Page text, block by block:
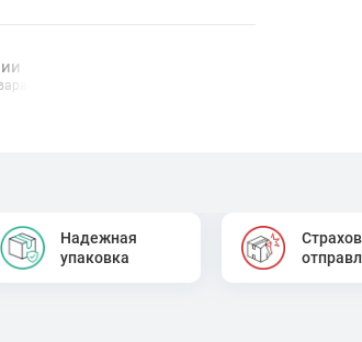
Надежная
упаковка